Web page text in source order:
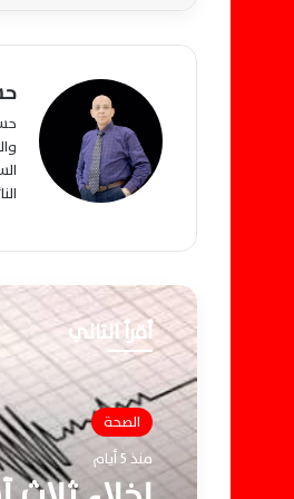
أقرأ التالي
الصحة
منذ 5 أيام